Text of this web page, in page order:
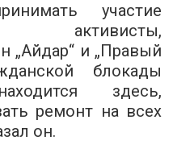
участие
активисты,
„Айдар“ и „Правый
блокады
здесь,
ремонт на всех
он.